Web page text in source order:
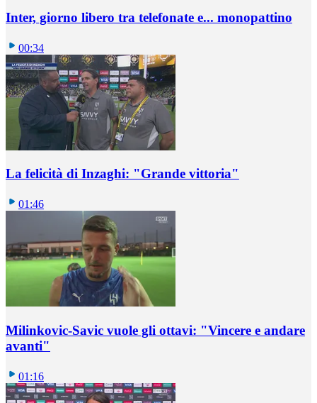
Inter, giorno libero tra telefonate e... monopattino
00:34
La felicità di Inzaghi: "Grande vittoria"
01:46
Milinkovic-Savic vuole gli ottavi: "Vincere e andare
avanti"
01:16